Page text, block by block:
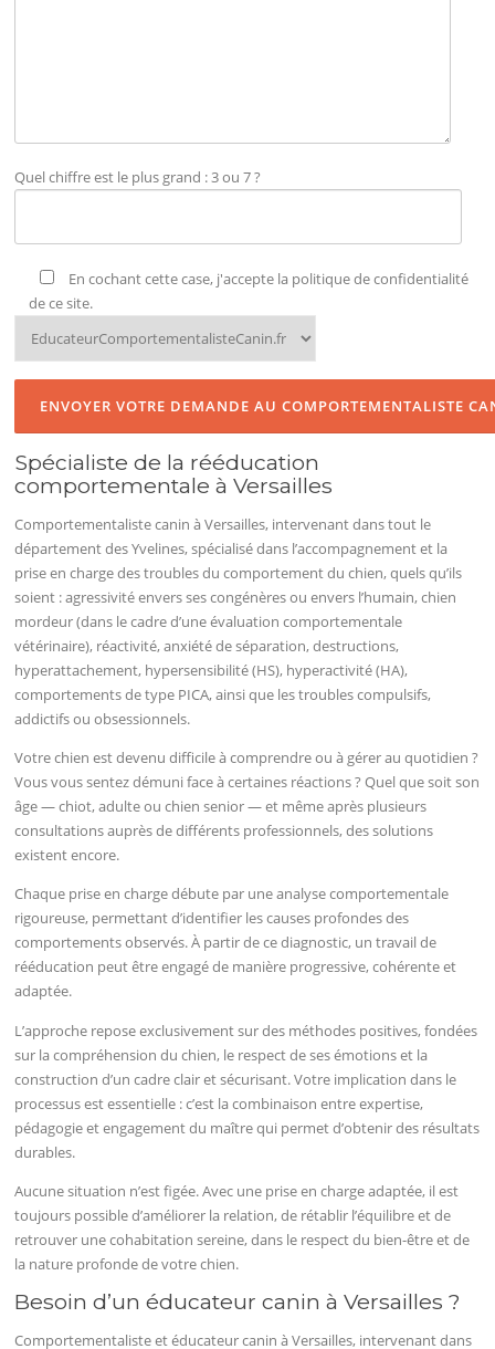
Quel chiffre est le plus grand : 3 ou 7 ?
En cochant cette case, j'accepte la politique de confidentialité
de ce site.
Spécialiste de la rééducation
comportementale à Versailles
Comportementaliste canin à Versailles, intervenant dans tout le
département des Yvelines, spécialisé dans l’accompagnement et la
prise en charge des troubles du comportement du chien, quels qu’ils
soient : agressivité envers ses congénères ou envers l’humain, chien
mordeur (dans le cadre d’une évaluation comportementale
vétérinaire), réactivité, anxiété de séparation, destructions,
hyperattachement, hypersensibilité (HS), hyperactivité (HA),
comportements de type PICA, ainsi que les troubles compulsifs,
addictifs ou obsessionnels.
Votre chien est devenu difficile à comprendre ou à gérer au quotidien ?
Vous vous sentez démuni face à certaines réactions ? Quel que soit son
âge — chiot, adulte ou chien senior — et même après plusieurs
consultations auprès de différents professionnels, des solutions
existent encore.
Chaque prise en charge débute par une analyse comportementale
rigoureuse, permettant d’identifier les causes profondes des
comportements observés. À partir de ce diagnostic, un travail de
rééducation peut être engagé de manière progressive, cohérente et
adaptée.
L’approche repose exclusivement sur des méthodes positives, fondées
sur la compréhension du chien, le respect de ses émotions et la
construction d’un cadre clair et sécurisant. Votre implication dans le
processus est essentielle : c’est la combinaison entre expertise,
pédagogie et engagement du maître qui permet d’obtenir des résultats
durables.
Aucune situation n’est figée. Avec une prise en charge adaptée, il est
toujours possible d’améliorer la relation, de rétablir l’équilibre et de
retrouver une cohabitation sereine, dans le respect du bien-être et de
la nature profonde de votre chien.
Besoin d’un éducateur canin à Versailles ?
Comportementaliste et éducateur canin à Versailles, intervenant dans